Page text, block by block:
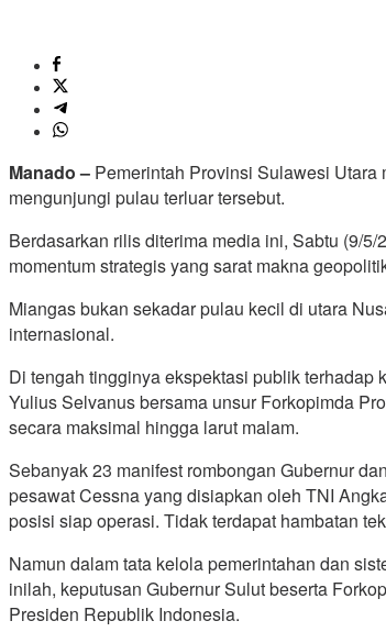
Manado – Pemerintah Provinsi Sulawesi
mengunjungi pulau terluar tersebut.
Berdasarkan rilis diterima media ini, Sabtu (9/
momentum strategis yang sarat makna
Miangas bukan sekadar pulau kecil di utara
internasional.
Di tengah tingginya ekspektasi publik
Yulius Selvanus bersama unsur Forkopimda
secara maksimal hingga larut malam.
Sebanyak 23 manifest rombongan Gubernur
pesawat Cessna yang disiapkan oleh TNI
posisi siap operasi. Tidak terdapat hambatan
Namun dalam tata kelola pemerintahan dan
inilah, keputusan Gubernur Sulut beserta
Presiden Republik Indonesia.